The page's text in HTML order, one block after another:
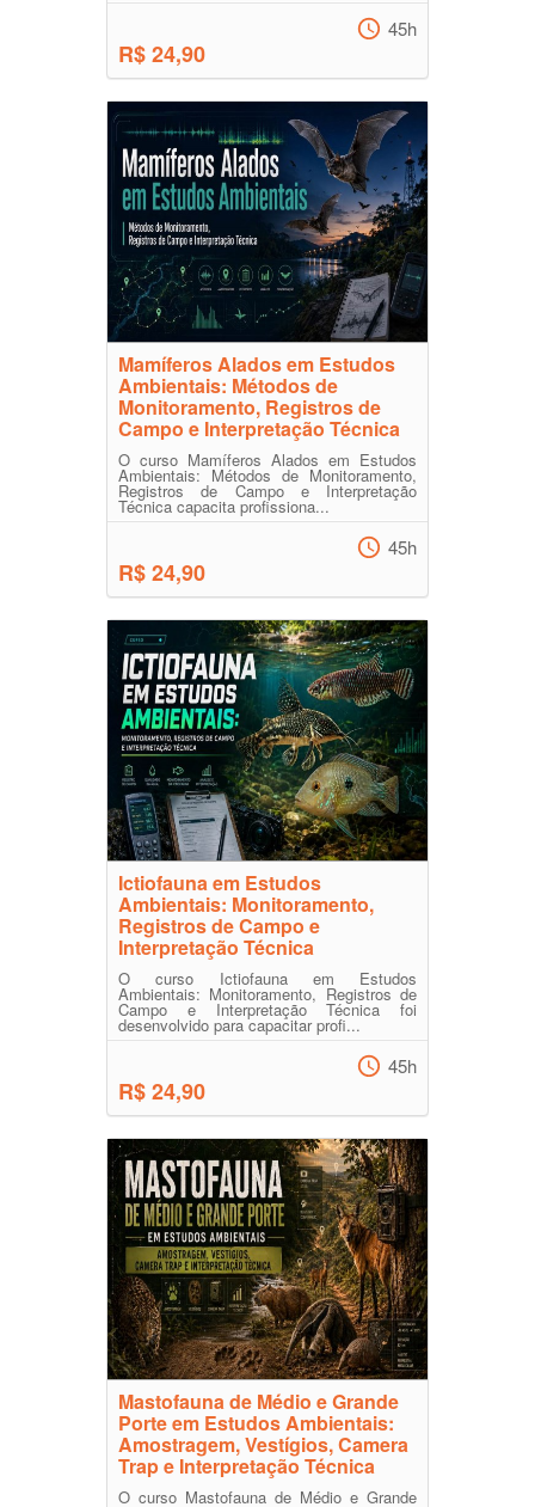
R$ 24,90
45h
Mamíferos Alados em Estudos
Ambientais: Métodos de
Monitoramento, Registros de
Campo e Interpretação Técnica
O curso Mamíferos Alados em Estudos
Ambientais: Métodos de Monitoramento,
Registros de Campo e Interpretação
Técnica capacita profissiona...
R$ 24,90
45h
Ictiofauna em Estudos
Ambientais: Monitoramento,
Registros de Campo e
Interpretação Técnica
O curso Ictiofauna em Estudos
Ambientais: Monitoramento, Registros de
Campo e Interpretação Técnica foi
desenvolvido para capacitar profi...
R$ 24,90
45h
Mastofauna de Médio e Grande
Porte em Estudos Ambientais:
Amostragem, Vestígios, Camera
Trap e Interpretação Técnica
O curso Mastofauna de Médio e Grande